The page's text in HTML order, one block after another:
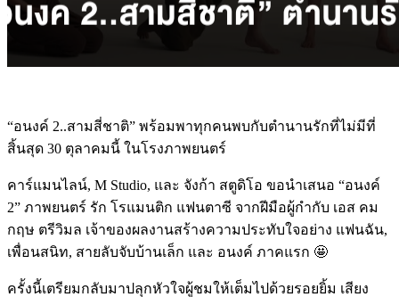
“อนงค์ 2..สามสี่ชาติ” พร้อมพาทุกคนพบกับตำนานรักที่ไม่มีที่
สิ้นสุด 30 ตุลาคมนี้ ในโรงภาพยนตร์
คาร์แมนไลน์, M Studio, และ จังก้า สตูดิโอ ขอนำเสนอ “อนงค์
2” ภาพยนตร์ รัก โรแมนติก แฟนตาซี จากฝีมือผู้กำกับ เอส คม
กฤษ ตรีวิมล เจ้าของผลงานสร้างความประทับใจอย่าง แฟนฉัน,
เพื่อนสนิท, สายลับจับบ้านเล็ก และ อนงค์ ภาคแรก 🤩
ครั้งนี้เตรียมกลับมาปลุกหัวใจผู้ชมให้เต็มไปด้วยรอยยิ้ม เสียง